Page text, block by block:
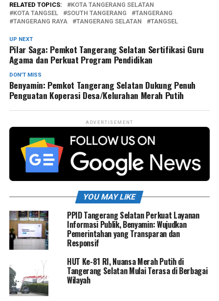
RELATED TOPICS:
KOTA TANGERANG SELATAN
KOTA TANGSEL
SOUTH TANGERANG
TANGERANG
TANGERANG RAYA
TANGERANG SELATAN TANGSEL
UP NEXT
Pilar Saga: Pemkot Tangerang Selatan Sertifikasi Guru
Agama dan Perkuat Program Pendidikan
DON'T MISS
Benyamin: Pemkot Tangerang Selatan Dukung Penuh
Penguatan Koperasi Desa/Kelurahan Merah Putih
ADVERTISEMENT
YOU MAY LIKE
PPID Tangerang Selatan Perkuat Layanan
Informasi Publik, Benyamin: Wujudkan
Pemerintahan yang Transparan dan
Responsif
HUT Ke-81 RI, Nuansa Merah Putih di
Tangerang Selatan Mulai Terasa di Berbagai
Wilayah